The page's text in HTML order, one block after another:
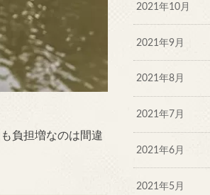
負担増なのは間違
2021年10月
2021年9月
2021年8月
2021年7月
2021年6月
2021年5月